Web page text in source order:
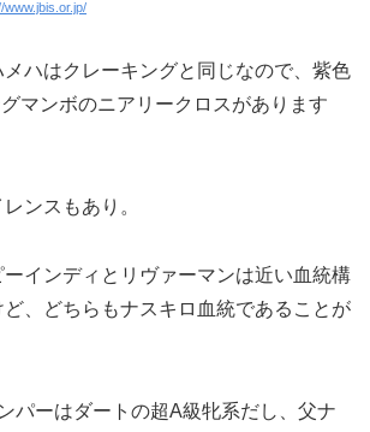
www.jbis.or.jp/
ハはクレーキングと同じなので、紫色
マンボのニアリークロスがあります
ンスもあり。
インディとリヴァーマンは近い血統構
、どちらもナスキロ血統であることが
パーはダートの超A級牝系だし、父ナ